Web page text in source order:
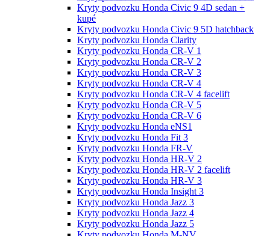
Kryty podvozku Honda Civic 9 4D sedan +
kupé
Kryty podvozku Honda Civic 9 5D hatchback
Kryty podvozku Honda Clarity
Kryty podvozku Honda CR-V 1
Kryty podvozku Honda CR-V 2
Kryty podvozku Honda CR-V 3
Kryty podvozku Honda CR-V 4
Kryty podvozku Honda CR-V 4 facelift
Kryty podvozku Honda CR-V 5
Kryty podvozku Honda CR-V 6
Kryty podvozku Honda eNS1
Kryty podvozku Honda Fit 3
Kryty podvozku Honda FR-V
Kryty podvozku Honda HR-V 2
Kryty podvozku Honda HR-V 2 facelift
Kryty podvozku Honda HR-V 3
Kryty podvozku Honda Insight 3
Kryty podvozku Honda Jazz 3
Kryty podvozku Honda Jazz 4
Kryty podvozku Honda Jazz 5